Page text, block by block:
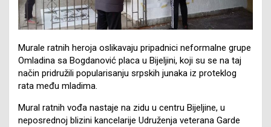
Murale ratnih heroja oslikavaju pripadnici neformalne grupe
Omladina sa Bogdanović placa u Bijeljini, koji su se na taj
način pridružili popularisanju srpskih junaka iz proteklog
rata među mladima.
Mural ratnih vođa nastaje na zidu u centru Bijeljine, u
neposrednoj blizini kancelarije Udruženja veterana Garde